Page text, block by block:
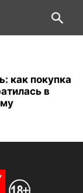
как покупка
в